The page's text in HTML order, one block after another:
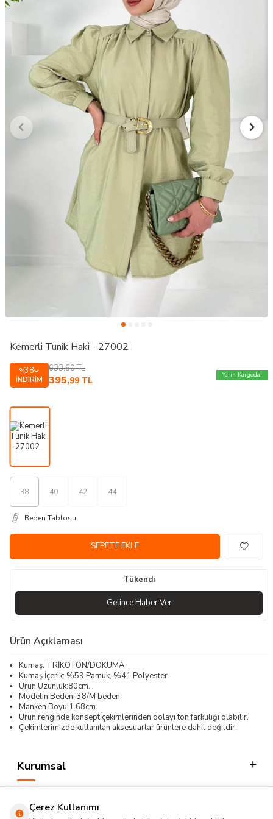
Kemerli Tunik Haki - 27002
%38
İNDIRIM
633,60TL
395,99 TL
Yarın Kargoda!
38 40 42 44
Beden Tablosu
SEPETE EKLE
Tükendi
Gelince Haber Ver
Ürün Açıklaması
Kumaş: TRİKOTON/DOKUMA
Kumaş İçerik: %59 Pamuk, %41 Polyester
Ürün Uzunluk:80cm.
Modelin Bedeni:38/M beden.
Manken Boyu:1.68cm.
Ürün renginde konsept çekimlerinden dolayı ton farklılığı olabilir.
Çekimlerimizde kullanılan aksesuarlar ürünlere dahil değildir.
Kurumsal
Çerez Kullanımı